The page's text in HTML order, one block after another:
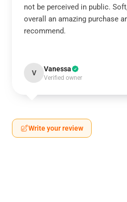
not be perceived in public.
overall an amazing purchase
recommend.
V Vanessa
Verified owner
Write your review